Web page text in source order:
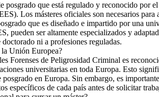
posgrado que está regulado y reconocido
Los másteres oficiales son necesarios
que es diseñado e impartido por una
pueden ser altamente especializados y
ni a profesiones reguladas.
la Unión Europea?
Forenses de Peligrosidad Criminal es
universitarias en toda Europa. Esto
en Europa. Sin embargo, es
específicos de cada país antes de solicitar